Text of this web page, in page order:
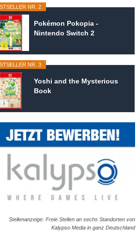
NR. 2
Pokémon Pokopia -
Nintendo Switch 2
NR. 3
Yoshi and the Mysterious
Book
Stellenanzeige: Freie Stellen an sechs Standorten von
Kalypso Media in ganz Deutschland